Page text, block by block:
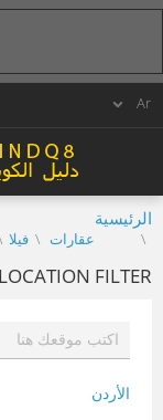
الرئيسية
عقارات فيلا
LOCATION FILTER
الأردن